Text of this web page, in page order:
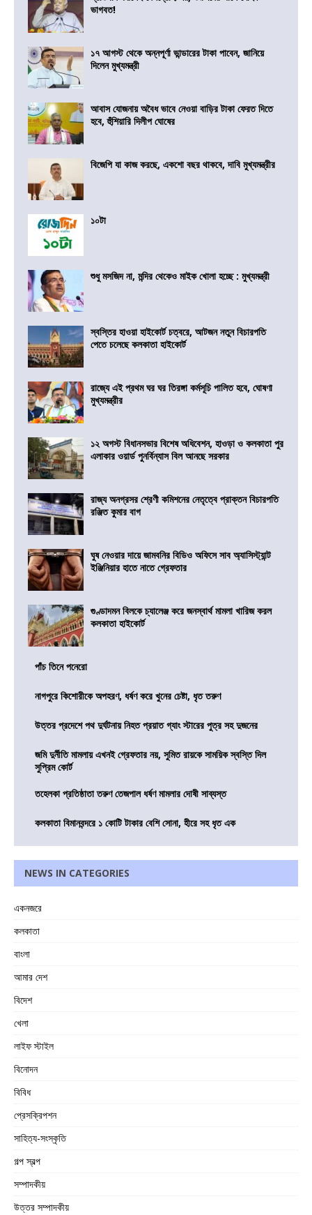
ভাগবত!
১৭ আগস্ট থেকে অন্নপূর্ণা ভান্ডারের টাকা পাবেন, জানিয়ে
দিলেন মুখ্যমন্ত্রী
আবাস যোজনায় অবৈধ ভাবে নেওয়া বাড়ির টাকা ফেরত দিতে
হবে, হুঁশিয়ারি দিলীপ ঘোষের
বিজেপি যা কাজ করছে, একশো বছর থাকবে, দাবি মুখ্যমন্ত্রীর
১০টা
শুধু মসজিদ না, মন্দির থেকেও মাইক খোলা হচ্ছে : মুখ্যমন্ত্রী
স্বস্তির হাওয়া হাইকোর্ট চত্বরে, আটজন নতুন বিচারপতি
পেতে চলেছে কলকাতা হাইকোর্ট
রাজ্যে এই প্রথম ঘর ঘর তিরঙ্গা কর্মসূচি পালিত হবে, ঘোষণা
মুখ্যমন্ত্রীর
১২ অগস্ট বিধানসভার বিশেষ অধিবেশন, হাওড়া ও কলকাতা পুর
এলাকার ওয়ার্ড পুনর্বিন্যাস বিল আনছে সরকার
রাজ্য অনগ্রসর শ্রেণী কমিশনের নেতৃত্বে প্রাক্তন বিচারপতি
রঞ্জিত কুমার বাগ
ঘুষ নেওয়ার দায়ে জামবনির বিডিও অফিসে সাব অ্যাসিস্ট্যান্ট
ইঞ্জিনিয়ার হাতে নাতে গ্রেফতার
গুণ্ডাদমন বিলকে চ্যালেঞ্জ করে জনস্বার্থ মামলা খারিজ করল
কলকাতা হাইকোর্ট
পাঁচ তিনে পনেরো
নাগপুরে কিশোরীকে অপহরণ, ধর্ষণ করে খুনের চেষ্টা, ধৃত তরুণ
উত্তর প্রদেশে পথ দুর্ঘটনায় নিহত প্রয়াত গ্যাং স্টারের পুত্র সহ দুজনের
জমি দুর্নীতি মামলায় এখনই গ্রেফতার নয়, সুমিত রায়কে সাময়িক স্বস্তি দিল
সুপ্রিম কোর্ট
তহেলকা প্রতিষ্ঠাতা তরুণ তেজপাল ধর্ষণ মামলার দোষী সাব্যস্ত
কলকাতা বিমানবন্দরে ১ কোটি টাকার বেশি সোনা, হীরে সহ ধৃত এক
NEWS IN CATEGORIES
একনজরে
কলকাতা
বাংলা
আমার দেশ
বিদেশ
খেলা
লাইফ স্টাইল
বিনোদন
বিবিধ
প্রেসক্রিপশন
সাহিত্য-সংস্কৃতি
গল্প স্বল্প
সম্পাদকীয়
উত্তর সম্পাদকীয়